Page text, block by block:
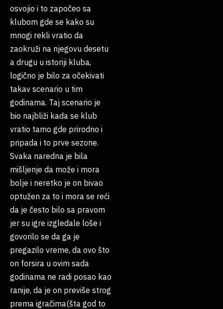
osvojio i to započeo sa
klubom gde se kako su
mnogi rekli vratio da
zaokruži na njegovu desetu
a drugu u istoriji kluba,
logično je bilo za očekivati
takav scenario u tim
godinama. Taj scenario je
bio najbliži kada se klub
vratio tamo gde prirodno i
pripada i to prve sezone.
Svaka naredna je bila
mišljenje da može i mora
bolje i neretko je on bivao
optužen za to i mora se reći
da je često bilo sa pravom
jer su igre izgledale loše i
govorilo se da ga je
pregazilo vreme, da ovo što
on forsira u ovim sada
godinama ne radi posao kao
ranije, da je on previše strog
prema igračima(šta god to